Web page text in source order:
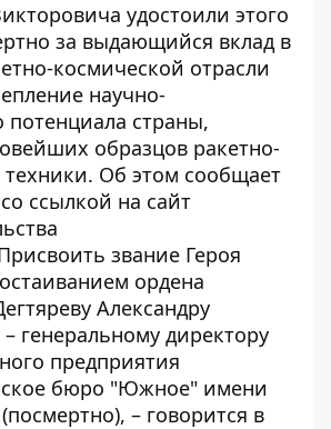
удостоили этого
за выдающийся вклад в
космической отрасли
научно-
потенциала страны,
образцов ракетно-
Об этом сообщает
со ссылкой на сайт
звание Героя
ордена
Александру
генеральному директору
предприятия
бюро "Южное" имени
– говорится в